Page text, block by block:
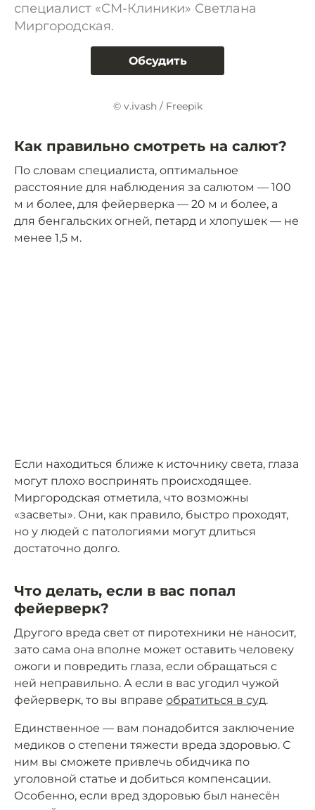
специалист «СМ-Клиники» Светлана
Миргородская.
Обсудить
© v.ivash / Freepik
Как правильно смотреть на салют?
По словам специалиста, оптимальное
расстояние для наблюдения за салютом — 100
м и более, для фейерверка — 20 м и более, а
для бенгальских огней, петард и хлопушек — не
менее 1,5 м.
Если находиться ближе к источнику света, глаза
могут плохо воспринять происходящее.
Миргородская отметила, что возможны
«засветы». Они, как правило, быстро проходят,
но у людей с патологиями могут длиться
достаточно долго.
Что делать, если в вас попал
фейерверк?
Другого вреда свет от пиротехники не наносит,
зато сама она вполне может оставить человеку
ожоги и повредить глаза, если обращаться с
ней неправильно. А если в вас угодил чужой
фейерверк, то вы вправе обратиться в суд.
Единственное — вам понадобится заключение
медиков о степени тяжести вреда здоровью. С
ним вы сможете привлечь обидчика по
уголовной статье и добиться компенсации.
Особенно, если вред здоровью был нанесён